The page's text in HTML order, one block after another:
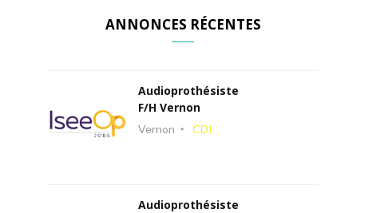
ANNONCES RÉCENTES
Audioprothésiste
F/H Vernon
Vernon CDI
Audioprothésiste